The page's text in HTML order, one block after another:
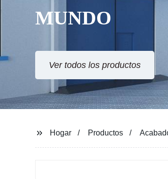
MUNDO
Ver todos los productos
Hogar Productos